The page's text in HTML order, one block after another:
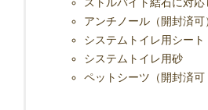
ストルバイト結石に対
アンチノール（開封済可
システムトイレ用シート
システムトイレ用砂
ペットシーツ（開封済可